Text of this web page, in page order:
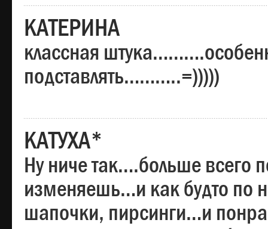
КАТЕРИНА
классная
подставлять………..=)))))
КАТУХА*
Ну ниче так….больше всего
изменяешь…и как будто по
шапочки, пирсинги…и